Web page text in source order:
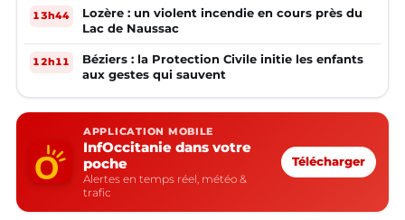
13h44
Lozère : un violent incendie en cours près du
Lac de Naussac
12h11
Béziers : la Protection Civile initie les enfants
aux gestes qui sauvent
APPLICATION MOBILE
InfOccitanie dans votre
poche
Alertes en temps réel, météo &
trafic
Télécharger